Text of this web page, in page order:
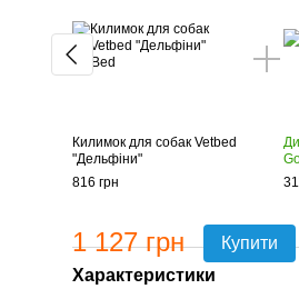
Килимок для собак Vetbed
"Дельфіни"
816 грн
1 127 грн Купити
Характеристики